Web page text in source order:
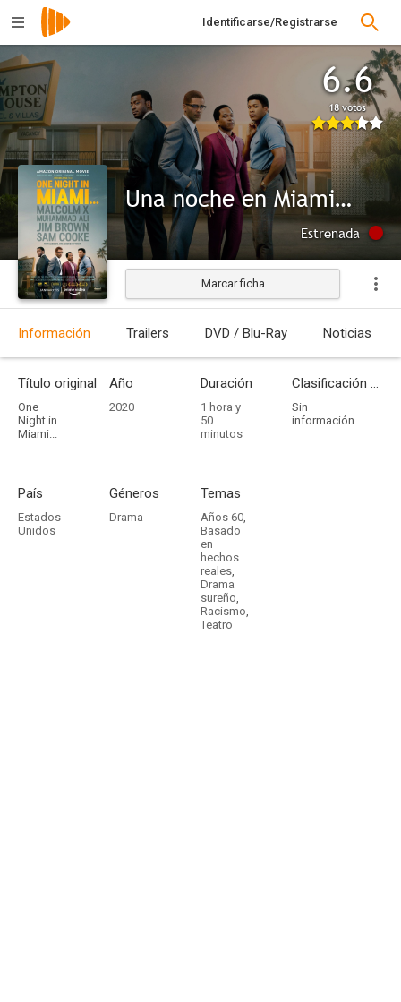
Identificarse/Registrarse
6.6
18 votos
Una noche en Miami…
Estrenada
Marcar ficha
Información Trailers DVD / Blu-Ray Noticias
Título original
One
Night in
Miami...
Año
2020
Duración
1 hora y
50
minutos
Clasificación por edades
Sin
información
País
Estados
Unidos
Géneros
Drama
Temas
Años 60,
Basado
en
hechos
reales,
Drama
sureño,
Racismo,
Teatro